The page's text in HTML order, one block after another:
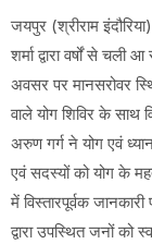
जयपुर (श्रीराम
शर्मा द्वारा वर्षों से
अवसर पर मानसरोवर
वाले योग शिविर के साथ
अरुण गर्ग ने योग एवं
एवं सदस्यों को योग के
में विस्तारपूर्वक
द्वारा उपस्थित जनों को